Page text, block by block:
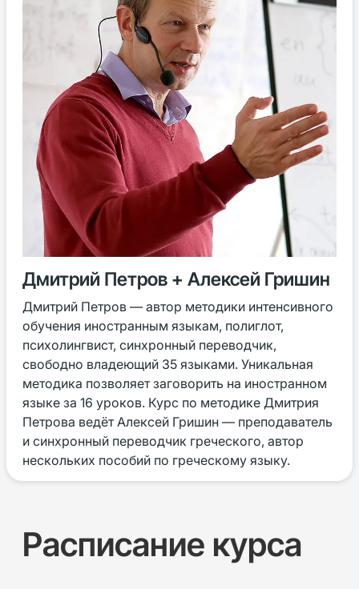
Дмитрий Петров + Алексей Гришин
Дмитрий Петров — автор методики интенсивного
обучения иностранным языкам, полиглот,
психолингвист, синхронный переводчик,
свободно владеющий 35 языками. Уникальная
методика позволяет заговорить на иностранном
языке за 16 уроков. Курс по методике Дмитрия
Петрова ведёт Алексей Гришин — преподаватель
и синхронный переводчик греческого, автор
нескольких пособий по греческому языку.
Расписание курса